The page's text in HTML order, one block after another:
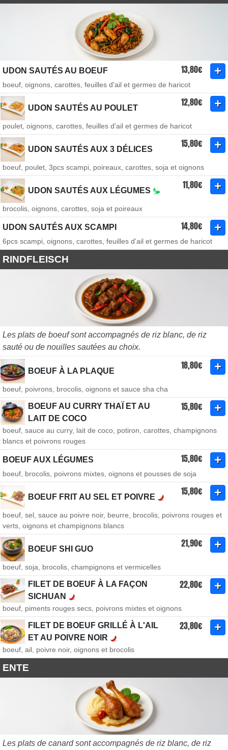
UDON SAUTÉS AU BOEUF 13,80€
boeuf, oignons, carottes, feuilles d'ail et germes de haricot
UDON SAUTÉS AU POULET 12,80€
poulet, oignons, carottes, feuilles d'ail et germes de haricot
UDON SAUTÉS AUX 3 DÉLICES 15,80€
boeuf, poulet, 3pcs scampi, poireaux, carottes, soja et oignons
UDON SAUTÉS AUX LÉGUMES 11,80€
brocolis, oignons, carottes, soja et poireaux
UDON SAUTÉS AUX SCAMPI 14,80€
6pcs scampi, oignons, carottes, feuilles d'ail et germes de haricot
RINDFLEISCH
Les plats de boeuf sont accompagnés de riz blanc, de riz
sauté ou de nouilles sautées au choix.
BOEUF À LA PLAQUE 18,80€
boeuf, poivrons, brocolis, oignons et sauce sha cha
BOEUF AU CURRY THAÏ ET AU
LAIT DE COCO
15,80€
boeuf, sauce au curry, lait de coco, potiron, carottes, champignons
blancs et poivrons rouges
BOEUF AUX LÉGUMES 15,80€
boeuf, brocolis, poivrons mixtes, oignons et pousses de soja
BOEUF FRIT AU SEL ET POIVRE 15,80€
boeuf, sel, sauce au poivre noir, beurre, brocolis, poivrons rouges et
verts, oignons et champignons blancs
BOEUF SHI GUO 21,90€
boeuf, soja, brocolis, champignons et vermicelles
FILET DE BOEUF À LA FAÇON
SICHUAN
22,80€
boeuf, piments rouges secs, poivrons mixtes et oignons
FILET DE BOEUF GRILLÉ À L'AIL
ET AU POIVRE NOIR
23,80€
boeuf, ail, poivre noir, oignons et brocolis
ENTE
Les plats de canard sont accompagnés de riz blanc, de riz